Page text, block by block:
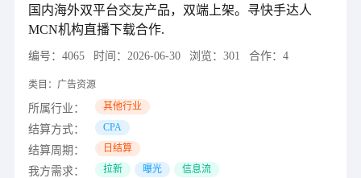
国内海外双平台交友产品，双端上架。寻快手达人
MCN机构直播下载合作.
编号： 4065 时间： 2026-06-30 浏览： 301 合作： 4
类目： 广告资源
所属行业： 其他行业
结算方式： CPA
结算周期： 日结算
我方需求： 拉新 曝光 信息流